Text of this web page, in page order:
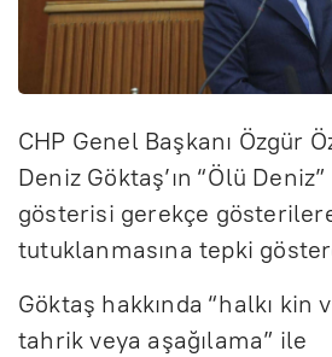
CHP Genel Başkanı Özgür
Deniz Göktaş’ın “Ölü
gösterisi gerekçe
tutuklanmasına tepki
Göktaş hakkında “halkı kin
tahrik veya aşağılama” ile